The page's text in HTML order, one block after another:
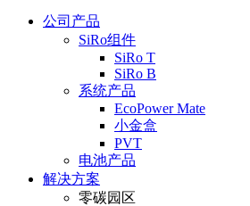
公司产品
SiRo组件
SiRo T
SiRo B
系统产品
EcoPower Mate
小金盒
PVT
电池产品
解决方案
零碳园区